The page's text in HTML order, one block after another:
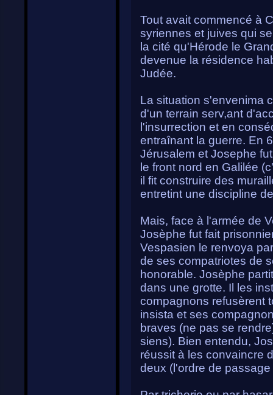
Tout avait commencé à
syriennes et juives qui
la cité qu'Hérode le
devenue la résidence
Judée.
La situation s'envenima
d'un terrain serv,ant
l'insurrection et en
entraînant la guerre. En
Jérusalem et Josephe
le front nord en Galilée
il fit construire des
entretint une discipline
Mais, face à l'armée de
Josèphe fut fait
Vespasien le renvoya
de ses compatriotes de
honorable. Josèphe
dans une grotte. Il les
compagnons refusèrent
insista et ses
braves (ne pas se
siens). Bien entendu,
réussit à les convaincre
deux (l'ordre de